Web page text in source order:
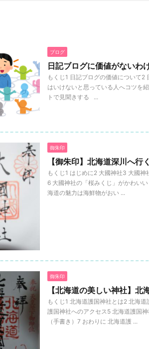
ブログ
日記ブログに価値がないわ
もくじ1 日記ブログの価値について
はいけないと思っている人へコツを
トで見聞きする ...
御朱印
【御朱印】北海道深川へ行
もくじ1 はじめに2 大國神社3 大國
6 大國神社の「桜みくじ」がかわい
海道の魅力は海鮮物がおい ...
御朱印
【北海道の美しい神社】北
もくじ1 北海道護国神社とは2 北海
護国神社へのアクセス5 北海道護国
（手書き）7 おわりに 北海道護 ...